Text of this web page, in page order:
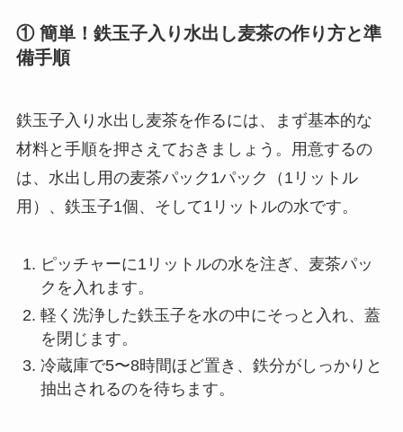
① 簡単！鉄玉子入り水出し麦茶の作り方と準
備手順
鉄玉子入り水出し麦茶を作るには、まず基本的な
材料と手順を押さえておきましょう。用意するの
は、水出し用の麦茶パック1パック（1リットル
用）、鉄玉子1個、そして1リットルの水です。
ピッチャーに1リットルの水を注ぎ、麦茶パッ
クを入れます。
軽く洗浄した鉄玉子を水の中にそっと入れ、蓋
を閉じます。
冷蔵庫で5〜8時間ほど置き、鉄分がしっかりと
抽出されるのを待ちます。